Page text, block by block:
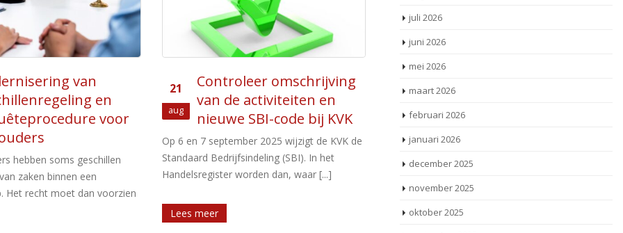
omschrijving
activiteiten en
SBI-code bij KVK
2025 wijzigt de KVK de
(SBI). In het
worden dan, waar [...]
08
Jan
Verbod op contante
betaling boven € 3.000
In Nederland geldt sinds 1 januari
2026 een verbod op contante betalingen
voor goederen vanaf € 3.000. Het verbod [...]
21
apr
register voorlopig op
risicobasis
De Tweede Kamer heeft de regering in een
motie gevraagd om in afwachting van een
Lees meer
juli 2026
juni 2026
mei 2026
maart 2026
februari 2026
januari 2026
december 2025
november 2025
oktober 2025